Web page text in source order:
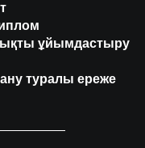
ұйымдастыру
туралы ереже